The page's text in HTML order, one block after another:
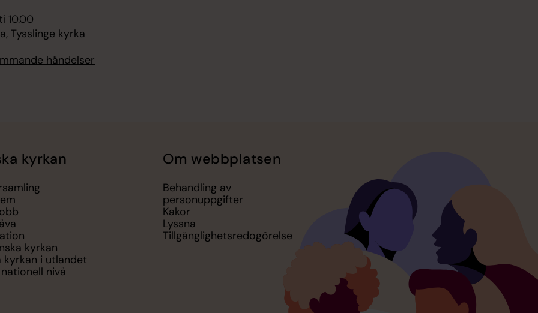
10.00
Tysslinge kyrka
händelser
kyrkan
kyrkan
kyrkan i utlandet
nivå
Om webbplatsen
Behandling av
personuppgifter
Kakor
Lyssna
Tillgänglighetsredogörelse